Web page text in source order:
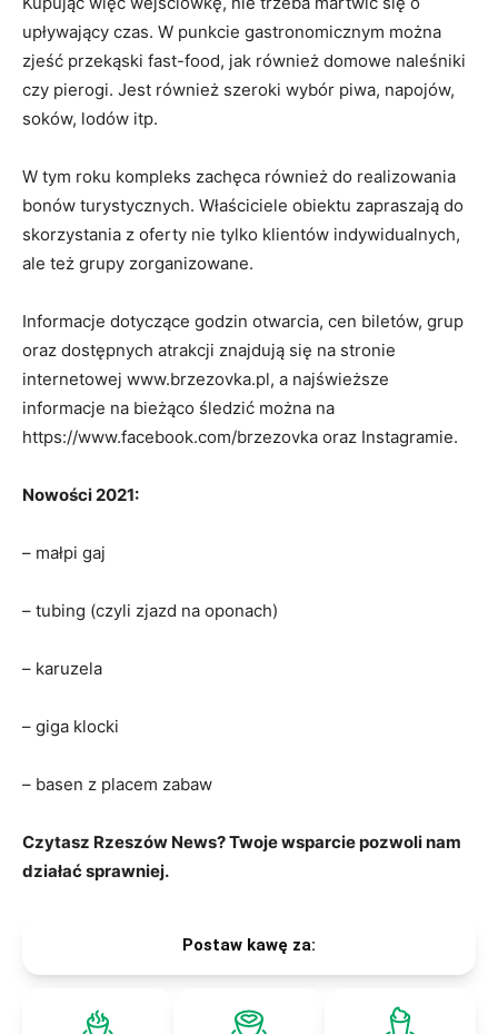
upływający czas. W punkcie gastronomicznym można
zjeść przekąski fast-food, jak również domowe naleśniki
czy pierogi. Jest również szeroki wybór piwa, napojów,
soków, lodów itp.
W tym roku kompleks zachęca również do realizowania
bonów turystycznych. Właściciele obiektu zapraszają do
skorzystania z oferty nie tylko klientów indywidualnych,
ale też grupy zorganizowane.
Informacje dotyczące godzin otwarcia, cen biletów, grup
oraz dostępnych atrakcji znajdują się na stronie
internetowej www.brzezovka.pl, a najświeższe
informacje na bieżąco śledzić można na
https://www.facebook.com/brzezovka oraz Instagramie.
Nowości 2021:
– małpi gaj
– tubing (czyli zjazd na oponach)
– karuzela
– giga klocki
– basen z placem zabaw
Czytasz Rzeszów News? Twoje wsparcie pozwoli nam
działać sprawniej.
Postaw kawę za: